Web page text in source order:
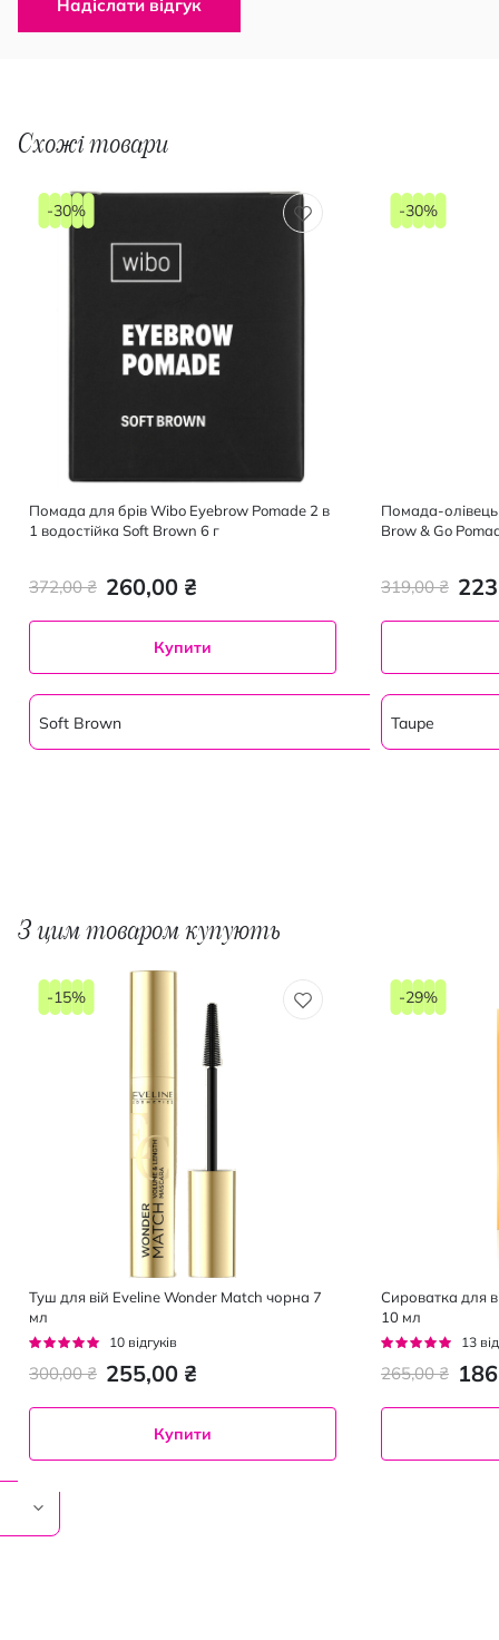
Надіслати відгук
Схожі товари
Помада для брів Wibo Eyebrow Pomade 2 в
1 водостійка Soft Brown 6 г
260,00 ₴
372,00 ₴
-30%
Купити
Soft Brown
Помада-олівець
Brow & Go
319,00 ₴
-30%
Taupe
З цим товаром купують
Туш для вій Eveline Wonder Match чорна 7
мл
Рейтинг:
10 відгуків
255,00 ₴
300,00 ₴
-15%
Купити
Сироватка для
10 мл
Рейтинг:
13
265,00 ₴
-29%